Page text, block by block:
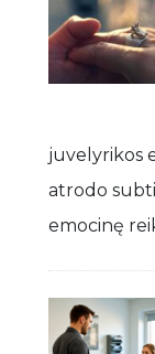
juvelyrikos
atrodo
emocinę